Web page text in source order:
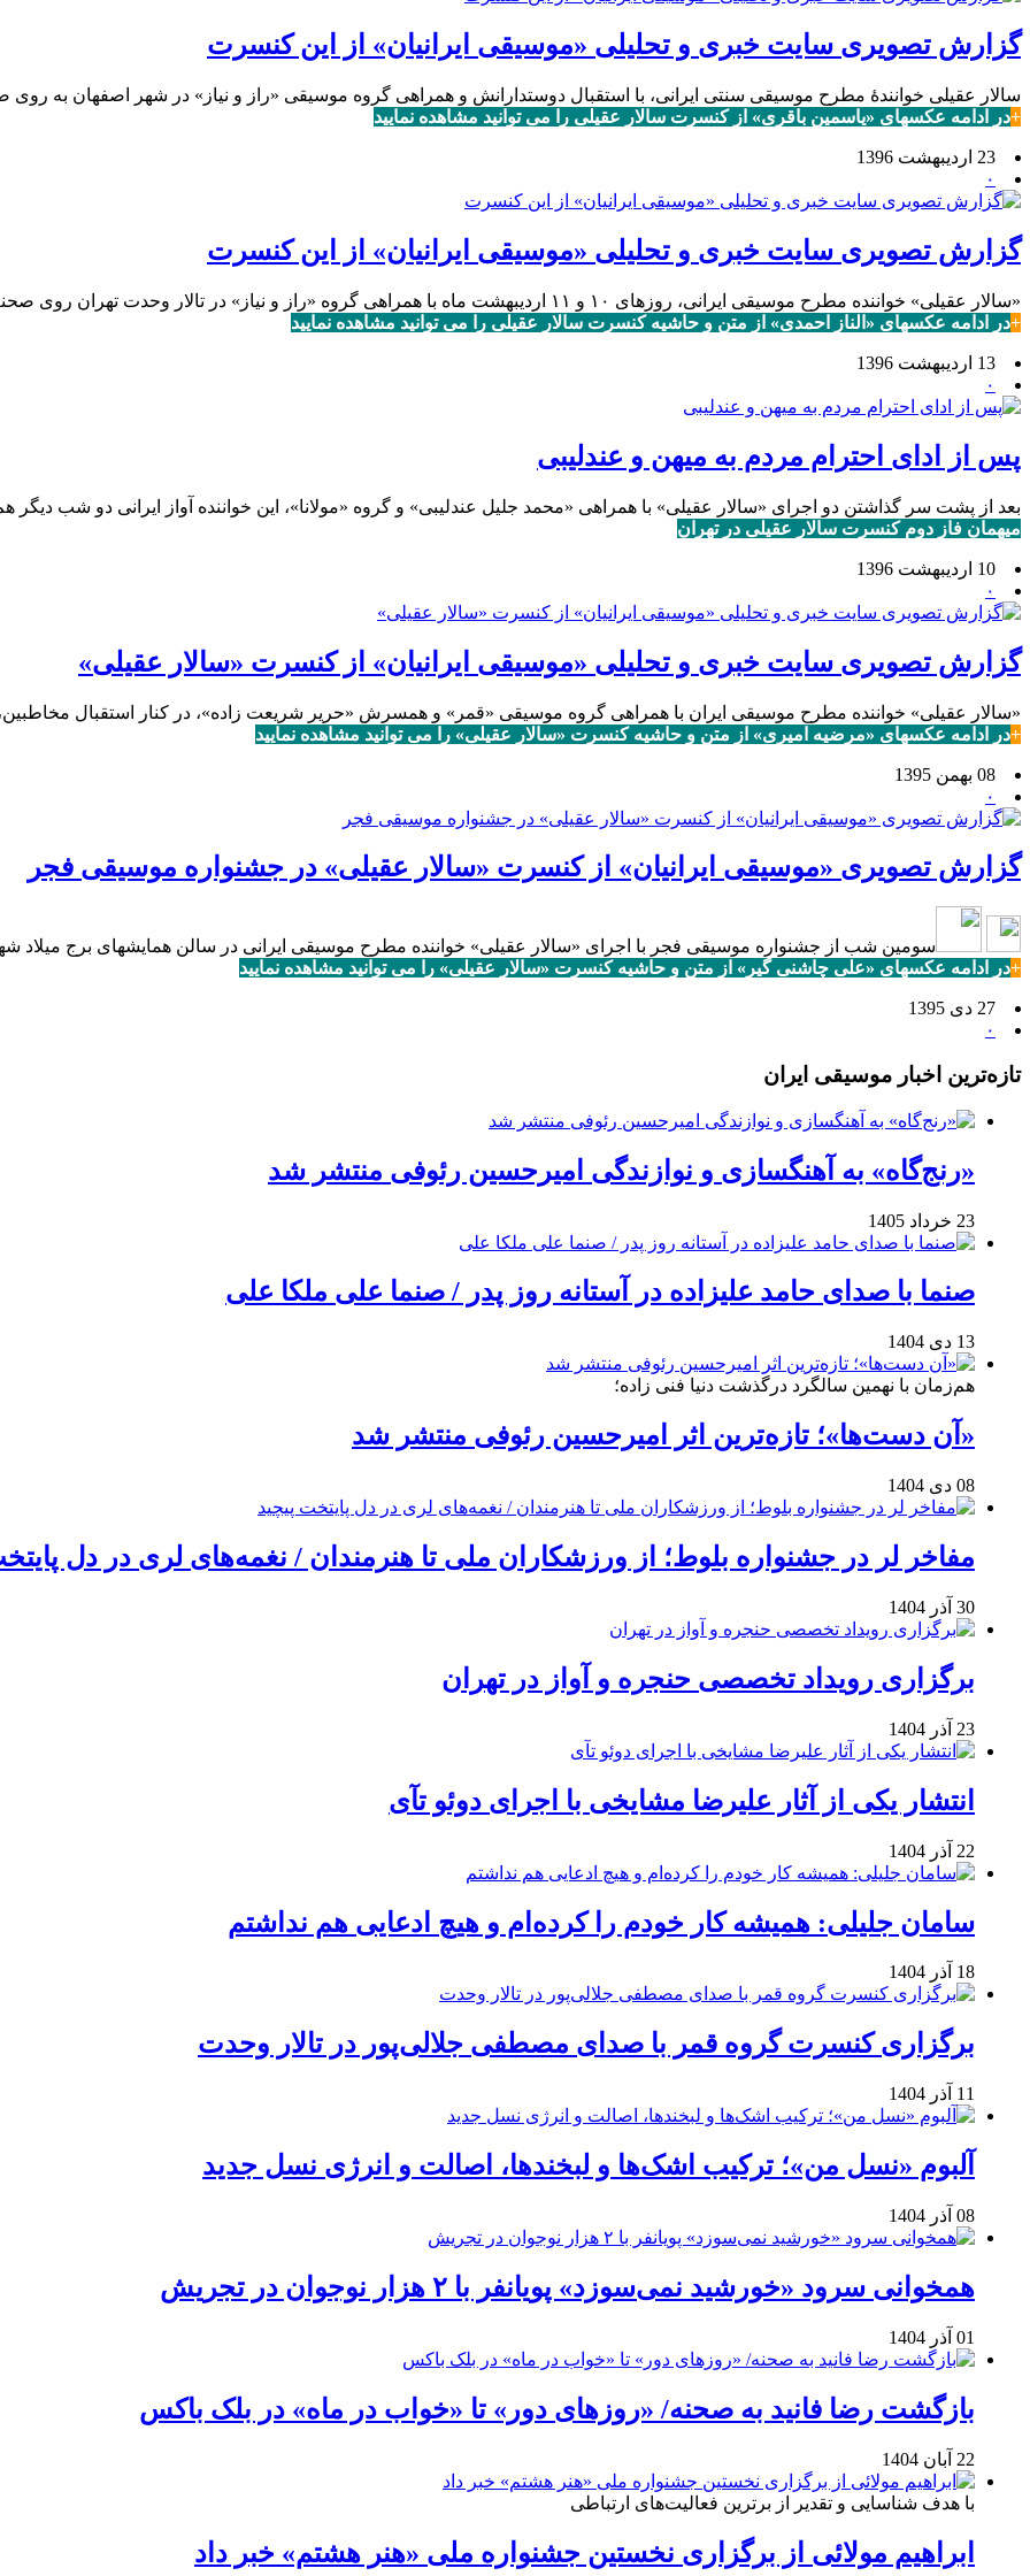
گزارش تصویری سایت خبری و تحلیلی «موسیقی ایرانیان» از این کنسرت
سالار عقیلی خوانندهٔ مطرح موسیقی سنتی ایرانی، با استقبال دوستدارانش و همراهی گروه موسیقی «راز و نیاز» در شهر اصفهان به
+در ادامه عکسهای «یاسمین باقری» از کنسرت سالار عقیلی را می توانید مشاهده نمایید
23 اردیبهشت 1396
۰
گزارش تصویری سایت خبری و تحلیلی «موسیقی ایرانیان» از این کنسرت
«سالار عقیلی» خواننده مطرح موسیقی ایرانی، روزهای ۱۰ و ۱۱ اردیبهشت ماه با همراهی گروه «راز و نیاز» در تالار وحدت تهران روی صحنه رفت.
+در ادامه عکسهای «الناز احمدی» از متن و حاشیه کنسرت سالار عقیلی را می توانید مشاهده نمایید
13 اردیبهشت 1396
۰
پس از ادای احترام مردم به میهن و عندلیبی
بعد از پشت سر گذاشتن دو اجرای «سالار عقیلی» با همراهی «محمد جلیل عندلیبی» و گروه «مولانا»، این خواننده آواز ایرانی دو شب
میهمان فاز دوم کنسرت سالار عقیلی در تهران
10 اردیبهشت 1396
۰
گزارش تصویری سایت خبری و تحلیلی «موسیقی ایرانیان» از کنسرت «سالار عقیلی»
«سالار عقیلی» خواننده مطرح موسیقی ایران با همراهی گروه موسیقی «قمر» و همسرش «حریر شریعت زاده»، در کنار استقبال
+در ادامه عکسهای «مرضیه امیری» از متن و حاشیه کنسرت «سالار عقیلی» را می توانید مشاهده نمایید
08 بهمن 1395
۰
گزارش تصویری «موسیقی ایرانیان» از کنسرت «سالار عقیلی» در جشنواره موسیقی فجر
سومین شب از جشنواره موسیقی فجر با اجرای «سالار عقیلی» خواننده مطرح موسیقی ایرانی در سالن همایشهای برج میلاد
+در ادامه عکسهای «علی چاشنی گیر» از متن و حاشیه کنسرت «سالار عقیلی» را می توانید مشاهده نمایید
27 دی 1395
۰
تازه‌ترین اخبار موسیقی ایران
«رنج‌گاه» به آهنگسازی و نوازندگی امیرحسین رئوفی منتشر شد
23 خرداد 1405
صنما با صدای حامد علیزاده در آستانه روز پدر / صنما علی ملکا علی
13 دی 1404
هم‌زمان با نهمین سالگرد درگذشت دنیا فنی زاده؛
«آن دست‌ها»؛ تازه‌ترین اثر امیرحسین رئوفی منتشر شد
08 دی 1404
مفاخر لر در جشنواره بلوط؛ از ورزشکاران ملی تا هنرمندان / نغمه‌های لری در دل
30 آذر 1404
برگزاری رویداد تخصصی حنجره و آواز در تهران
23 آذر 1404
انتشار یکی از آثار علیرضا مشایخی با اجرای دوئو تآی
22 آذر 1404
سامان جلیلی: همیشه کار خودم را کرده‌ام و هیچ ادعایی هم نداشتم
18 آذر 1404
برگزاری کنسرت گروه قمر با صدای مصطفی جلالی‌پور در تالار وحدت
11 آذر 1404
آلبوم «نسل من»؛ ترکیب اشک‌ها و لبخندها، اصالت و انرژی نسل جدید
08 آذر 1404
همخوانی سرود «خورشید نمی‌سوزد» پویانفر با ۲ هزار نوجوان در تجریش
01 آذر 1404
بازگشت رضا فانید به صحنه/ «روزهای دور» تا «خواب در ماه» در بلک باکس
22 آبان 1404
با هدف شناسایی و تقدیر از برترین فعالیت‌های ارتباطی
ابراهیم مولائی از برگزاری نخستین جشنواره ملی «هنر هشتم» خبر داد